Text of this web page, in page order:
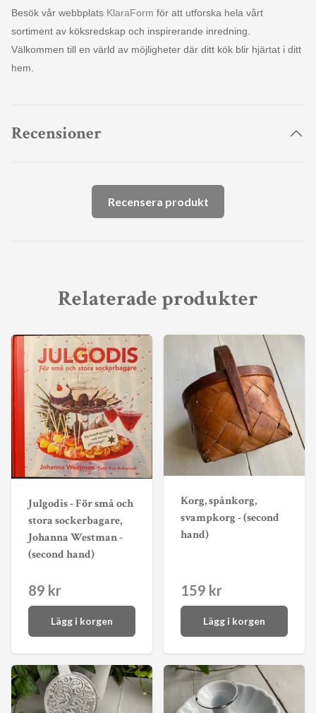
Besök vår webbplats KlaraForm för att utforska hela vårt
sortiment av köksredskap och inspirerande inredning.
Välkommen till en värld av möjligheter där ditt kök blir hjärtat i ditt
hem.
Recensioner
Recensera produkt
Relaterade produkter
Julgodis - För små och
stora sockerbagare,
Johanna Westman -
(second hand)
89 kr
Lägg i korgen
Korg, spånkorg,
svampkorg - (second
hand)
159 kr
Lägg i korgen